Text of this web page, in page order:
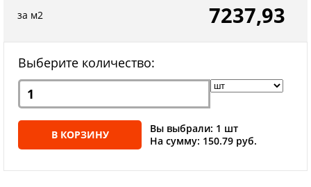
за м2 7237,93
Выберите количество:
В КОРЗИНУ
Вы выбрали: 1 шт
На сумму: 150.79 руб.